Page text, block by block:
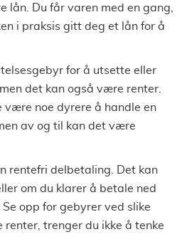
lån. Du får varen med en gang,
i praksis gitt deg et lån for å
for å utsette eller
det kan også være renter.
være noe dyrere å handle en
av og til kan det være
rentefri delbetaling. Det kan
om du klarer å betale ned
Se opp for gebyrer ved slike
renter, trenger du ikke å tenke